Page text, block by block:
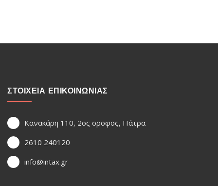
ΣΤΟΙΧΕΙΑ ΕΠΙΚΟΙΝΩΝΙΑΣ
Κανακάρη 110, 2ος οροφος, Πάτρα
2610 240120
info@intax.gr